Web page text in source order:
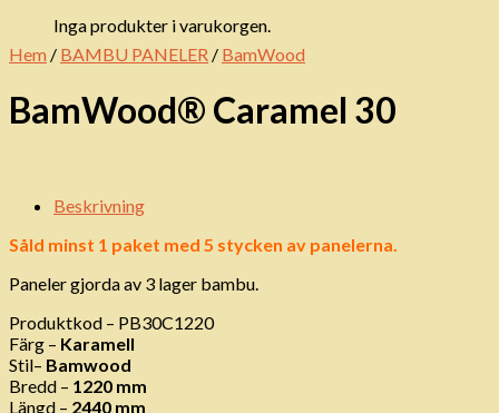
Inga produkter i varukorgen.
Hem / BAMBU PANELER / BamWood
BamWood® Caramel 30
Beskrivning
Såld minst 1 paket med 5 stycken av panelerna.
Paneler gjorda av 3 lager bambu.
Produktkod – PB30C1220
Färg – Karamell
Stil– Bamwood
Bredd – 1220 mm
Längd – 2440 mm